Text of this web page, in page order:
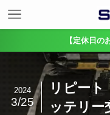
【定休日の
リピー
ッテリー
2024
3/25